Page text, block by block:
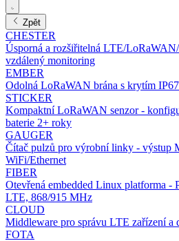
Zpět
CHESTER
Úsporná a rozšiřitelná LTE/
vzdálený monitoring
EMBER
Odolná LoRaWAN brána s krytím
STICKER
Kompaktní LoRaWAN senzor -
baterie 2+ roky
GAUGER
Čítač pulzů pro výrobní linky - výstup
WiFi/Ethernet
FIBER
Otevřená embedded Linux platforma -
LTE, 868/915 MHz
CLOUD
Middleware pro správu LTE zařízení a
FOTA